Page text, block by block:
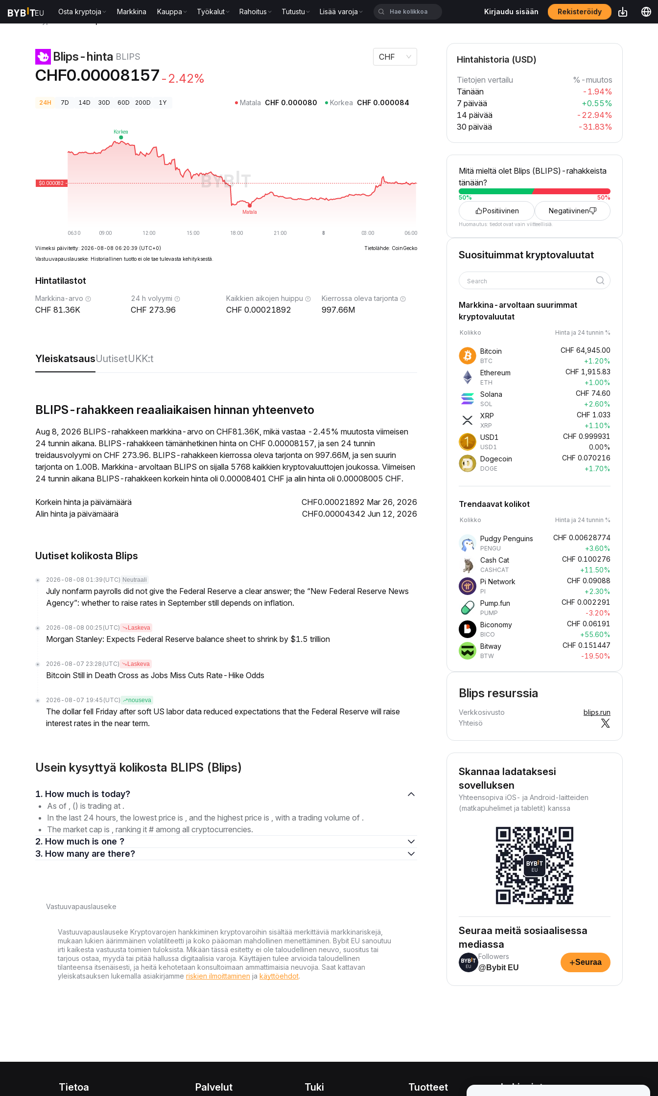
Osta kryptoja Markkina Kauppa Työkalut Rahoitus Tutustu Lisää varoja Kirjaudu sisään Rekisteröidy
Blips-hinta BLIPS
CHF0.00008157 -2.42%
CHF
24H 7D 14D 30D 60D 200D 1Y Matala CHF 0.000080 Korkea CHF 0.000084
Viimeksi päivitetty: 2026-08-08 06:20:39 (UTC+0)
Tietolähde: CoinGecko
Vastuuvapauslauseke: Historiallinen tuotto ei ole tae tulevasta kehityksestä.
Hintatilastot
Markkina-arvo
81.36K
24 h volyymi
273.96
Kaikkien aikojen huippu
0.00021892
Kierrossa oleva tarjonta
997.66M
YleiskatsausUutisetUKK:t
BLIPS-rahakkeen reaaliaikaisen hinnan yhteenveto
Aug 8, 2026 BLIPS-rahakkeen markkina-arvo on CHF81.36K, mikä vastaa -2.45% muutosta viimeisen
24 tunnin aikana. BLIPS-rahakkeen tämänhetkinen hinta on CHF 0.00008157, ja sen 24 tunnin
treidausvolyymi on CHF 273.96. BLIPS-rahakkeen kierrossa oleva tarjonta on 997.66M, ja sen suurin
tarjonta on 1.00B. Markkina-arvoltaan BLIPS on sijalla 5768 kaikkien kryptovaluuttojen joukossa. Viimeisen
24 tunnin aikana BLIPS-rahakkeen korkein hinta oli 0.00008401 CHF ja alin hinta oli 0.00008005 CHF.
Korkein hinta ja päivämäärä
CHF0.00021892 Mar 26, 2026
Alin hinta ja päivämäärä
CHF0.00004342 Jun 12, 2026
Uutiset kolikosta Blips
2026-08-08 01:39 (UTC) Neutraali
July nonfarm payrolls did not give the Federal Reserve a clear answer; the “New Federal Reserve News
Agency”: whether to raise rates in September still depends on inflation.
2026-08-08 00:25 (UTC) Laskeva
Morgan Stanley: Expects Federal Reserve balance sheet to shrink by $1.5 trillion
2026-08-07 23:28 (UTC) Laskeva
Bitcoin Still in Death Cross as Jobs Miss Cuts Rate-Hike Odds
2026-08-07 19:45 (UTC) nouseva
The dollar fell Friday after soft US labor data reduced expectations that the Federal Reserve will raise
interest rates in the near term.
Usein kysyttyä kolikosta BLIPS (Blips)
1. How much is today?
As of , () is trading at .
In the last 24 hours, the lowest price is , and the highest price is , with a trading volume of .
The market cap is , ranking it # among all cryptocurrencies.
2. How much is one ?
3. How many are there?
Vastuuvapauslauseke
Vastuuvapauslauseke Kryptovarojen hankkiminen kryptovaroihin sisältää merkittäviä markkinariskejä,
mukaan lukien äärimmäinen volatiliteetti ja koko pääoman mahdollinen menettäminen. Bybit EU sanoutuu
irti kaikesta vastuusta toimien tuloksista. Mikään tässä esitetty ei ole taloudellinen neuvo, suositus tai
tarjous ostaa, myydä tai pitää hallussa digitaalisia varoja. Käyttäjien tulee arvioida taloudellinen
tilanteensa itsenäisesti, ja heitä kehotetaan konsultoimaan ammattimaisia neuvojia. Saat kattavan
yleiskatsauksen lukemalla asiakirjamme riskien ilmoittaminen ja käyttöehdot.
Hintahistoria (USD)
Tietojen vertailu
%-muutos
Tänään
-1.94%
7 päivää
+0.55%
14 päivää
-22.94%
30 päivää
-31.83%
Mitä mieltä olet Blips (BLIPS)-rahakkeista
tänään?
50% 50%
Positiivinen Negatiivinen
Huomautus: tiedot ovat vain viitteellisiä.
Suosituimmat kryptovaluutat
Search
Markkina-arvoltaan suurimmat
kryptovaluutat
Kolikko Hinta ja 24 tunnin %
Bitcoin
BTC
CHF 64,945.00
+1.20%
Ethereum
ETH
CHF 1,915.83
+1.00%
Solana
SOL
CHF 74.60
+2.60%
XRP
XRP
CHF 1.033
+1.10%
USD1
USD1
CHF 0.999931
0.00%
Dogecoin
DOGE
CHF 0.070216
+1.70%
Trendaavat kolikot
Kolikko Hinta ja 24 tunnin %
Pudgy Penguins
PENGU
CHF 0.00628774
+3.60%
Cash Cat
CASHCAT
CHF 0.100276
+11.50%
Pi Network
PI
CHF 0.09088
+2.30%
Pump.fun
PUMP
CHF 0.002291
-3.20%
Biconomy
BICO
CHF 0.06191
+55.60%
Bitway
BTW
CHF 0.151447
-19.50%
Blips resurssia
Verkkosivusto
blips.run
Yhteisö
Skannaa ladataksesi
sovelluksen
Yhteensopiva iOS- ja Android-laitteiden
(matkapuhelimet ja tabletit) kanssa
Seuraa meitä sosiaalisessa
mediassa
Followers
@Bybit EU
+Seuraa
Tietoa Palvelut Tuki Tuotteet Lakiasiat